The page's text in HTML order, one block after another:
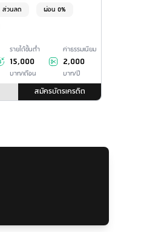
ส่วนลด
ผ่อน 0%
รายได้ขั้นต่ำ
15,000
บาท/เดือน
ค่าธรรมเนียม
2,000
บาท/ปี
สมัครบัตรเครดิต